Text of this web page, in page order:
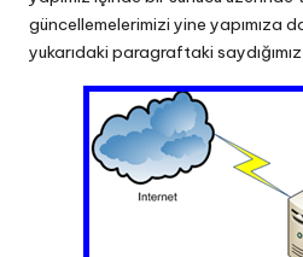
güncellemelerimizi yine yapımıza
yukarıdaki paragraftaki